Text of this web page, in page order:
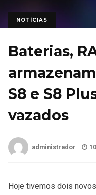
NOTÍCIAS
Baterias,
S8 e S8
vazados
administrador
Hoje tivemos dois